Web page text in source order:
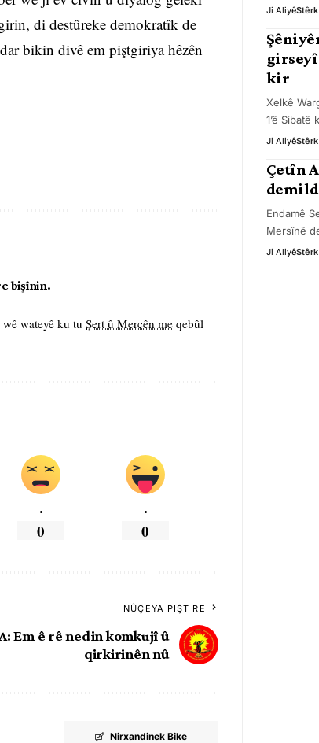
di destûreke demokratîk de
bikin divê em piştgiriya hêzên
bişînin.
wateyê ku tu Şert û Mercên me qebûl
.
0
.
0
NÛÇEYA PIŞT RE
Em ê rê nedin komkujî û
qirkirinên nû
Nirxandinek Bike
Ji Aliyê
girseyî
kir
Xelkê
1’ê Sibatê
Ji Aliyê
Çetîn
Endamê
Mersînê
Ji Aliyê